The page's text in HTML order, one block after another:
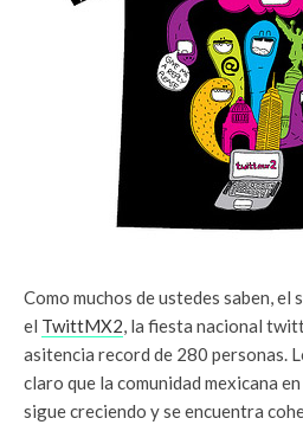
Como muchos de ustedes saben, el
el TwittMX2 , la fiesta nacional
asitencia record de 280 personas.
claro que la comunidad mexicana
sigue creciendo y se encuentra